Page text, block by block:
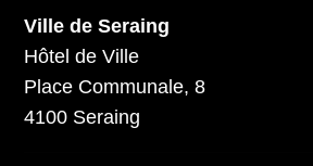
Ville de Seraing
Hôtel de Ville
Place Communale, 8
4100 Seraing